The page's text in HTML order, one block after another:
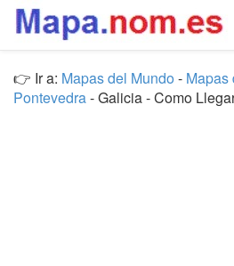
👉 Ir a: Mapas del Mundo - Mapas
Pontevedra- Galicia - Como